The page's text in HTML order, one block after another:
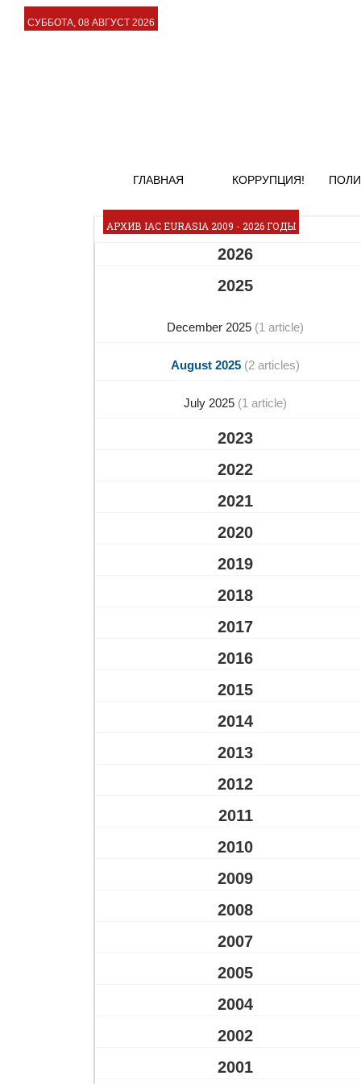
СУББОТА, 08 АВГУСТ 2026
ГЛАВНАЯ КОРРУПЦИЯ!
АРХИВ IAC EURASIA 2009 - 2026 ГОДЫ
2026
2025
December 2025 (1 article)
August 2025 (2 articles)
July 2025 (1 article)
2023
2022
2021
2020
2019
2018
2017
2016
2015
2014
2013
2012
2011
2010
2009
2008
2007
2005
2004
2002
2001